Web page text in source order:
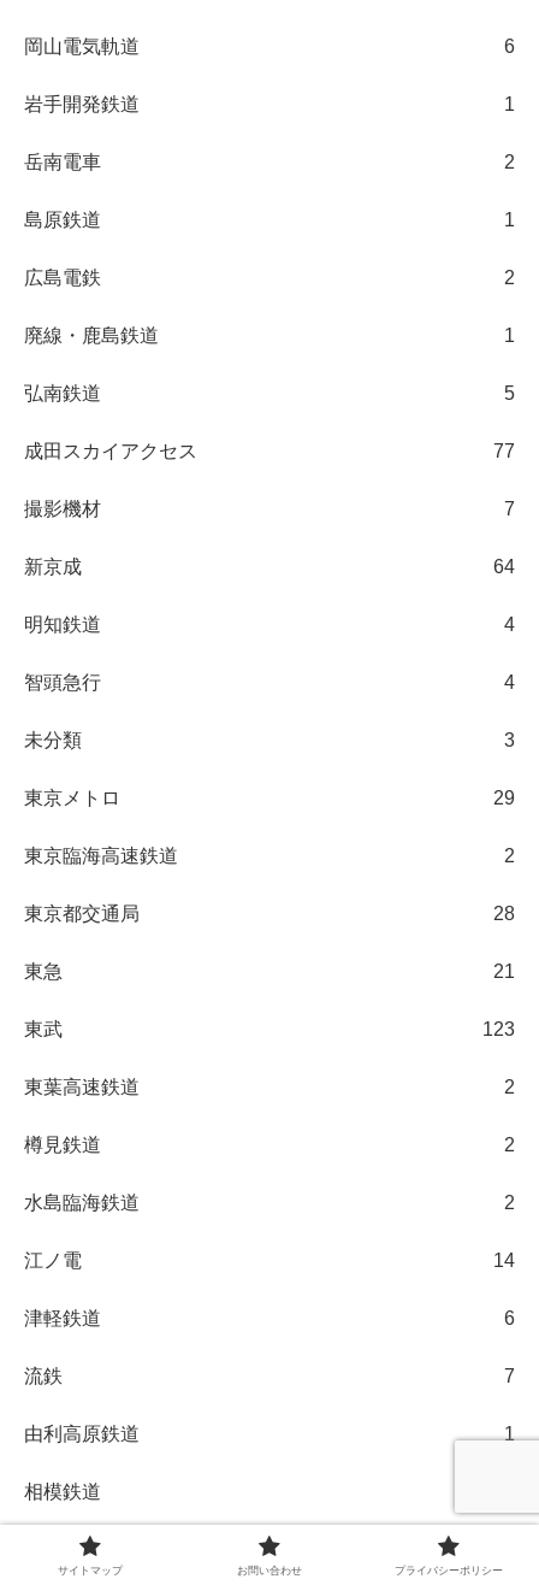
岡山電気軌道 6
岩手開発鉄道 1
岳南電車 2
島原鉄道 1
広島電鉄 2
廃線・鹿島鉄道 1
弘南鉄道 5
成田スカイアクセス 77
撮影機材 7
新京成 64
明知鉄道 4
智頭急行 4
未分類 3
東京メトロ 29
東京臨海高速鉄道 2
東京都交通局 28
東急 21
東武 123
東葉高速鉄道 2
樽見鉄道 2
水島臨海鉄道 2
江ノ電 14
津軽鉄道 6
流鉄 7
由利高原鉄道 1
相模鉄道
真岡鐵道
サイトマップ お問い合わせ プライバシーポリシー